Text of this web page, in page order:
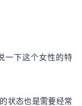
一下这个女性的特
状态也是需要经常